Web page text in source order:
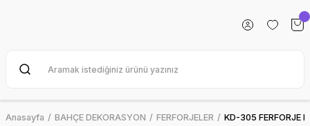
Anasayfa BAHÇE DEKORASYON FERFORJELER KD-305 FERFORJE